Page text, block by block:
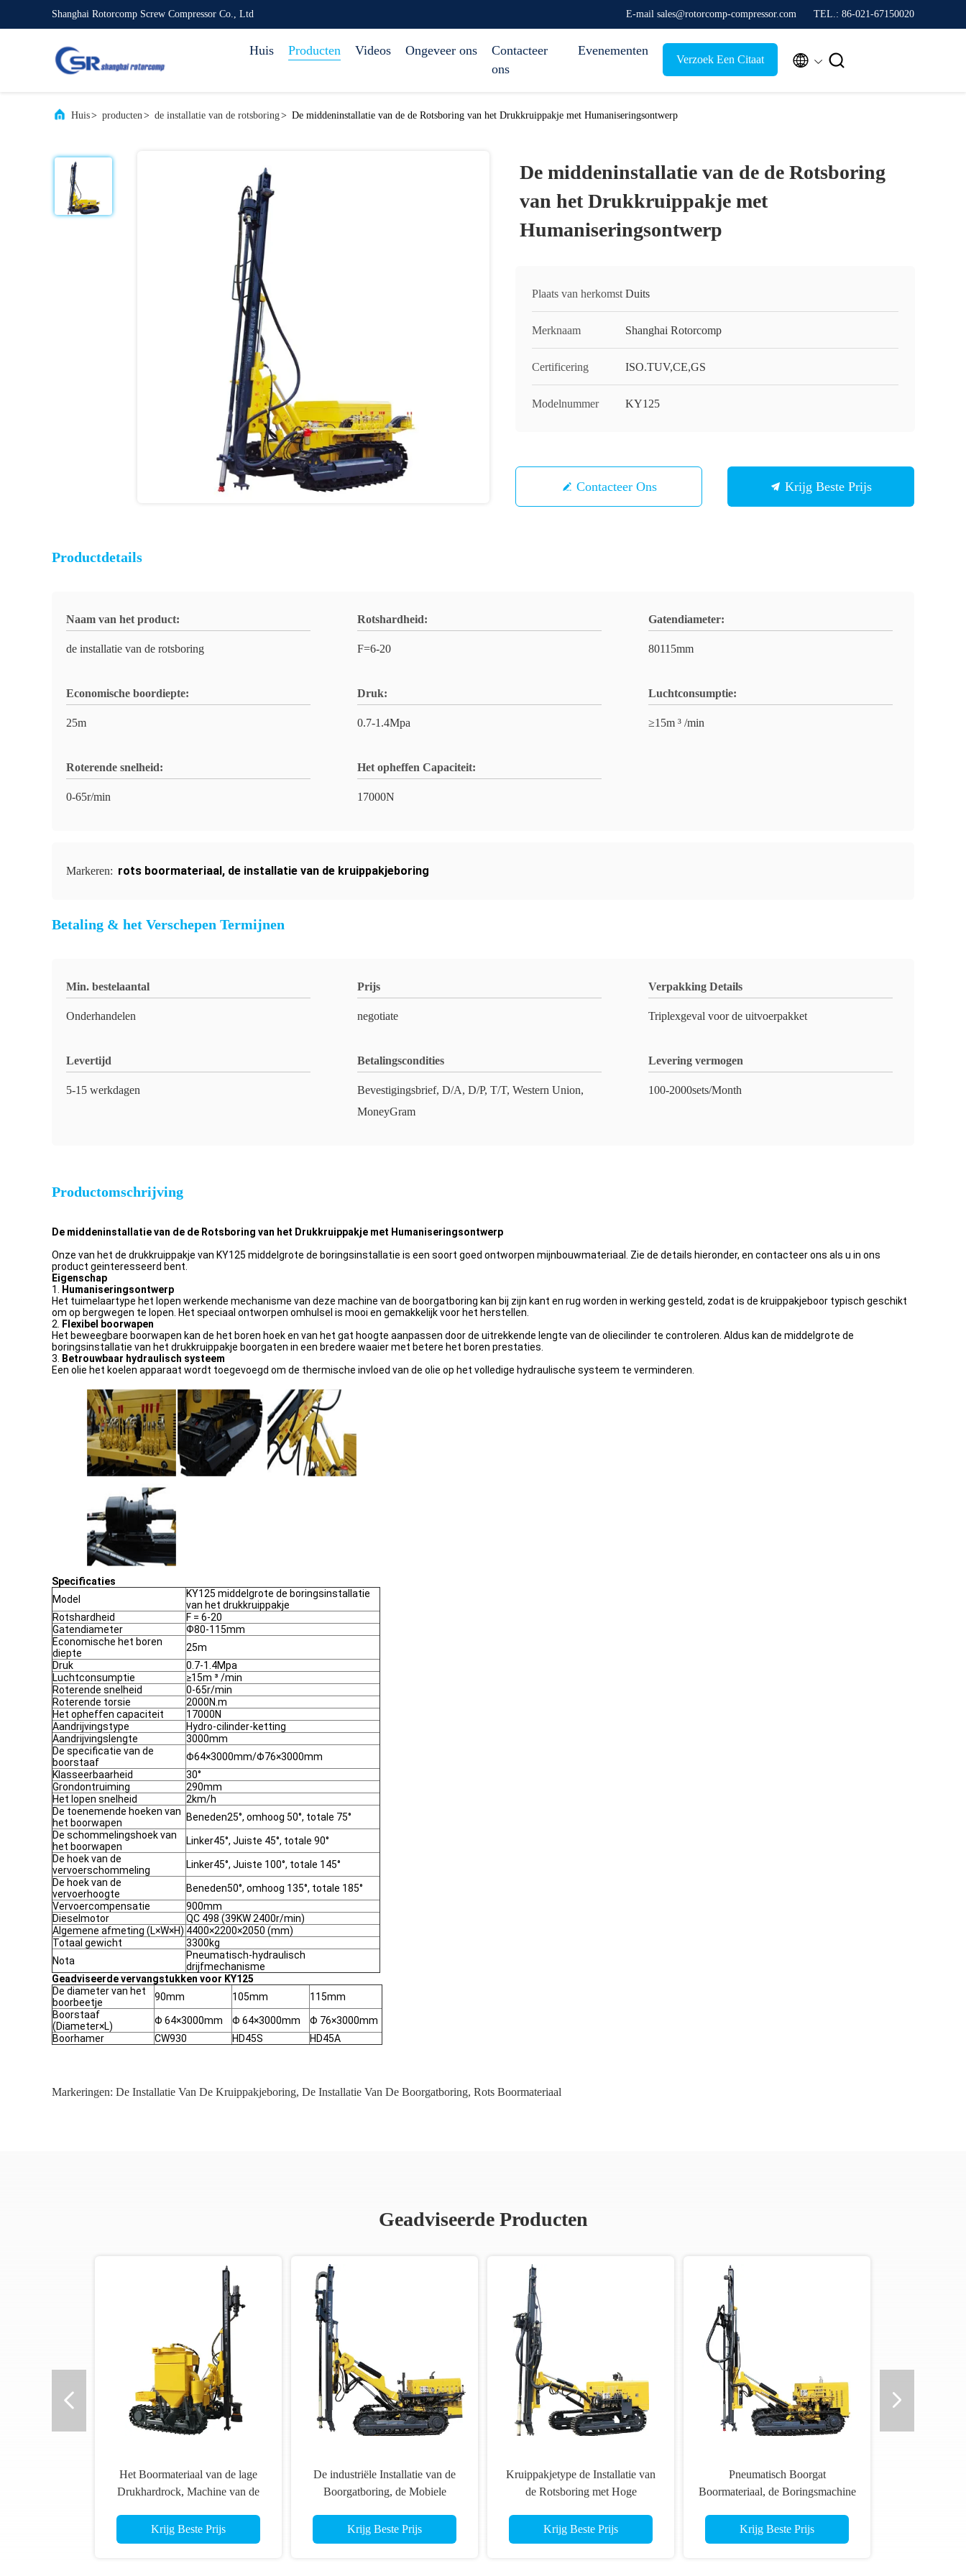
Shanghai Rotorcomp Screw Compressor Co., Ltd E-mail sales@rotorcomp-compressor.com TEL.: 86-021-67150020
Huis Producten Videos Ongeveer ons
Contacteer
ons
Evenementen
Verzoek Een Citaat  
Huis> producten> de installatie van de rotsboring> De middeninstallatie van de de Rotsboring van het Drukkruippakje met Humaniseringsontwerp
De middeninstallatie van de de Rotsboring
van het Drukkruippakje met
Humaniseringsontwerp
Plaats van herkomst Duits
Merknaam Shanghai Rotorcomp
Certificering ISO.TUV,CE,GS
Modelnummer KY125
Contacteer Ons Krijg Beste Prijs
Productdetails
Naam van het product:
de installatie van de rotsboring
Rotshardheid:
F=6-20
Gatendiameter:
80115mm
Economische boordiepte:
25m
Druk:
0.7-1.4Mpa
Luchtconsumptie:
≥15m ³ /min
Roterende snelheid:
0-65r/min
Het opheffen Capaciteit:
17000N
Markeren: rots boormateriaal, de installatie van de kruippakjeboring
Betaling & het Verschepen Termijnen
Min. bestelaantal
Onderhandelen
Prijs
negotiate
Verpakking Details
Triplexgeval voor de uitvoerpakket
Levertijd
5-15 werkdagen
Betalingscondities
Bevestigingsbrief, D/A, D/P, T/T, Western Union,
MoneyGram
Levering vermogen
100-2000sets/Month
Productomschrijving
De middeninstallatie van de de Rotsboring van het Drukkruippakje met Humaniseringsontwerp
Onze van het de drukkruippakje van KY125 middelgrote de boringsinstallatie is een soort goed ontworpen mijnbouwmateriaal. Zie de details hieronder, en contacteer ons als u in ons
product geinteresseerd bent.
Eigenschap
1.
Humaniseringsontwerp
Het tuimelaartype het lopen werkende mechanisme van deze machine van de boorgatboring kan bij zijn kant en rug worden in werking gesteld, zodat is de kruippakjeboor typisch geschikt
om op bergwegen te lopen. Het speciaal ontworpen omhulsel is mooi en gemakkelijk voor het herstellen.
2.
Flexibel boorwapen
Het beweegbare boorwapen kan de het boren hoek en van het gat hoogte aanpassen door de uitrekkende lengte van de oliecilinder te controleren. Aldus kan de middelgrote de
boringsinstallatie van het drukkruippakje boorgaten in een bredere waaier met betere het boren prestaties.
3.
Betrouwbaar hydraulisch systeem
Een olie het koelen apparaat wordt toegevoegd om de thermische invloed van de olie op het volledige hydraulische systeem te verminderen.
Specificaties
Model
KY125 middelgrote de boringsinstallatie
van het drukkruippakje
Rotshardheid
F = 6-20
Gatendiameter
Ф80-115mm
Economische het boren
diepte
25m
Druk
0.7-1.4Mpa
Luchtconsumptie
≥15m ³ /min
Roterende snelheid
0-65r/min
Roterende torsie
2000N.m
Het opheffen capaciteit
17000N
Aandrijvingstype
Hydro-cilinder-ketting
Aandrijvingslengte
3000mm
De specificatie van de
boorstaaf
Φ64×3000mm/Φ76×3000mm
Klasseerbaarheid
30°
Grondontruiming
290mm
Het lopen snelheid
2km/h
De toenemende hoeken van
het boorwapen
Beneden25°, omhoog 50°, totale 75°
De schommelingshoek van
het boorwapen
Linker45°, Juiste 45°, totale 90°
De hoek van de
vervoerschommeling
Linker45°, Juiste 100°, totale 145°
De hoek van de
vervoerhoogte
Beneden50°, omhoog 135°, totale 185°
Vervoercompensatie
900mm
Dieselmotor
QC 498 (39KW 2400r/min)
Algemene afmeting (L×W×H) 4400×2200×2050 (mm)
Totaal gewicht
3300kg
Nota
Pneumatisch-hydraulisch
drijfmechanisme
Geadviseerde vervangstukken voor KY125
De diameter van het
boorbeetje
90mm 105mm
115mm
Boorstaaf
(Diameter×L)
Φ 64×3000mm Φ 64×3000mm
Φ 76×3000mm
Boorhamer
CW930 HD45S HD45A
Markeringen: De Installatie Van De Kruippakjeboring, De Installatie Van De Boorgatboring, Rots Boormateriaal
Geadviseerde Producten
Het Boormateriaal van de lage
Drukhardrock, Machine van de
Vriendschappelijke
Krijg Beste Prijs
De industriële Installatie van de
Boorgatboring, de Mobiele
Krijg Beste Prijs
Kruippakjetype de Installatie van
de Rotsboring met Hoge
Aandrijvingslengte
Krijg Beste Prijs
Pneumatisch Boorgat
Boormateriaal, de Boringsmachine
Krijg Beste Prijs